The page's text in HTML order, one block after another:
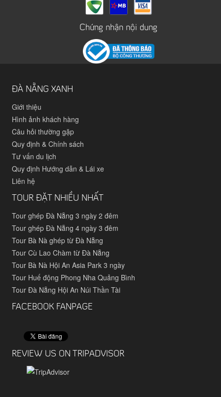
Chứng nhận nội dung
ĐÀ NẴNG XANH
Giới thiệu
Hình ảnh khách hàng
Câu hỏi thường gặp
Quy định & Chính sách
Tư vấn du lịch
Quy định Hướng dẫn & Lái xe
Liên hệ
TOUR ĐẶT NHIỀU NHẤT
Tour ghép Đà Nẵng 3 ngày 2 đêm
Tour ghép Đà Nẵng 4 ngày 3 đêm
Tour Bà Nà ghép từ Đà Nẵng
Tour Cù Lao Chàm từ Đà Nẵng
Tour Bà Nà Hội An Asia Park 3 ngày
Tour Huế động Phong Nha Quảng Bình
Tour Đà Nẵng Hội An Núi Thần Tài
FACEBOOK FANPAGE
REVIEW US ON TRIPADVISOR